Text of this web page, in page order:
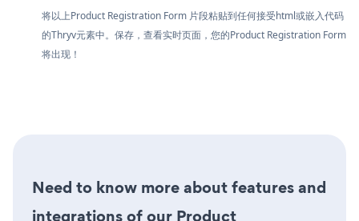
将以上Product Registration Form 片段粘贴到任何接受html或嵌入代码
的Thryv元素中。保存，查看实时页面，您的Product Registration Form
将出现！
Need to know more about features and
integrations of our Product